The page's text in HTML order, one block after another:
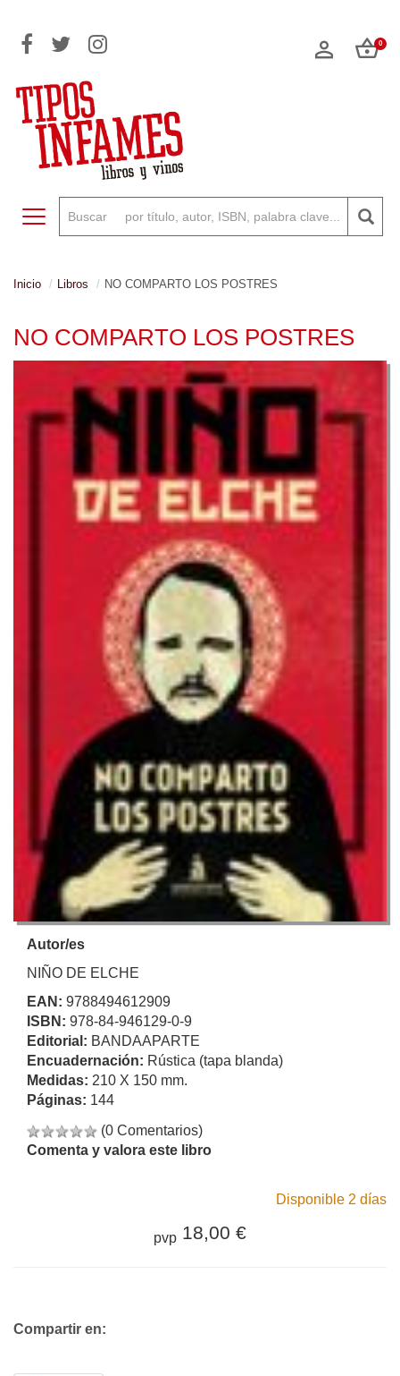
0
Toggle navigation
Inicio Libros NO COMPARTO LOS POSTRES
NO COMPARTO LOS POSTRES
Autor/es
NIÑO DE ELCHE
EAN: 9788494612909
ISBN: 978-84-946129-0-9
Editorial: BANDAAPARTE
Encuadernación: Rústica (tapa blanda)
Medidas: 210 X 150 mm.
Páginas: 144
(0 Comentarios)
Comenta y valora este libro
Disponible 2 días
pvp 18,00 €
Compartir en: